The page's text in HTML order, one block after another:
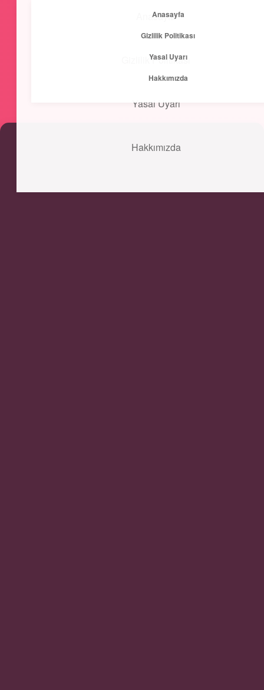
Anasayfa
Gizlilik Politikası
Yasal Uyarı
Hakkımızda
Kısa ve Öz
Anasayfa
Gizlilik Politikası
Yasal Uyarı
Hakkımızda